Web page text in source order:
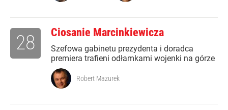
Ciosanie Marcinkiewicza
Szefowa gabinetu prezydenta i doradca
premiera trafieni odłamkami wojenki na górze
28
Robert Mazurek